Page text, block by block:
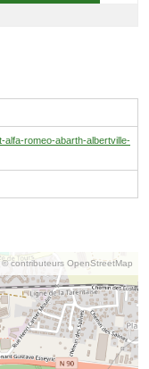
alfa-romeo-abarth-albertville-
© contributeurs OpenStreetMap